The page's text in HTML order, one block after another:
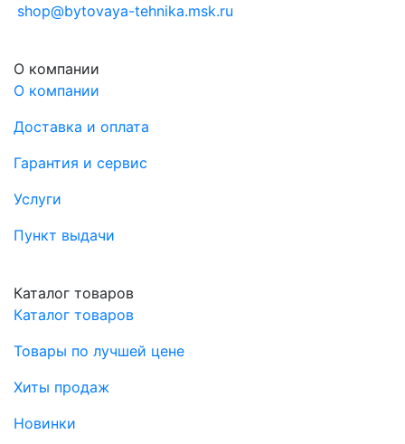
shop@bytovaya-tehnika.msk.ru
О компании
О компании
Доставка и оплата
Гарантия и сервис
Услуги
Пункт выдачи
Каталог товаров
Каталог товаров
Товары по лучшей цене
Хиты продаж
Новинки